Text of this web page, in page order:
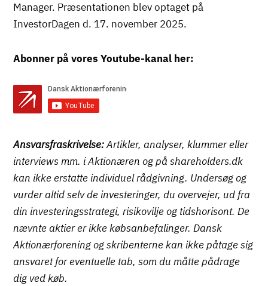
Manager. Præsentationen blev optaget på
InvestorDagen d. 17. november 2025.
Abonner på vores Youtube-kanal her:
Ansvarsfraskrivelse:Artikler, analyser, klummer eller
interviews mm. i Aktionæren og på shareholders.dk
kan ikke erstatte individuel rådgivning. Undersøg og
vurder altid selv de investeringer, du overvejer, ud fra
din investeringsstrategi, risikovilje og tidshorisont. De
nævnte aktier er ikke købsanbefalinger. Dansk
Aktionærforening og skribenterne kan ikke påtage sig
ansvaret for eventuelle tab, som du måtte pådrage
dig ved køb.